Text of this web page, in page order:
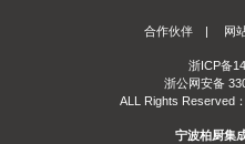
合作伙伴 网
浙ICP备
浙公网安备
ALL Rights Reserved
宁波柏厨集